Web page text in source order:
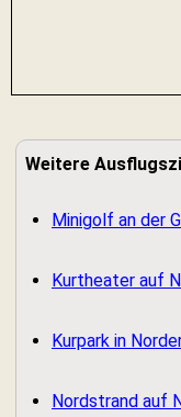
Weitere
Minigolf an der
Kurtheater auf
Kurpark in
Nordstrand auf